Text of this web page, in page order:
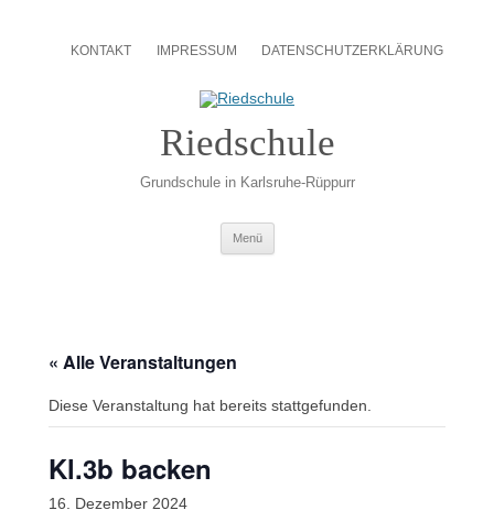
KONTAKT IMPRESSUM DATENSCHUTZERKLÄRUNG
Riedschule
Grundschule in Karlsruhe-Rüppurr
Menü
« Alle Veranstaltungen
Diese Veranstaltung hat bereits stattgefunden.
Kl.3b backen
16. Dezember 2024